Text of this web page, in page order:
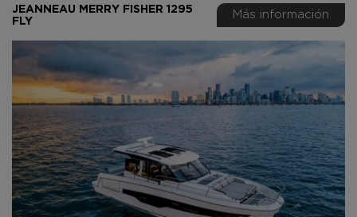
JEANNEAU MERRY FISHER 1295
FLY
Más información